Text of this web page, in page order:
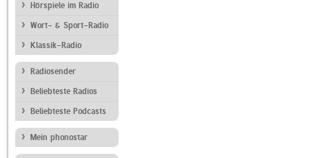
Hörspiele im Radio
Wort- & Sport-Radio
Klassik-Radio
Radiosender
Beliebteste Radios
Beliebteste Podcasts
Mein phonostar